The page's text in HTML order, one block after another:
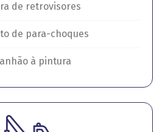
de retrovisores
de para-choques
à pintura